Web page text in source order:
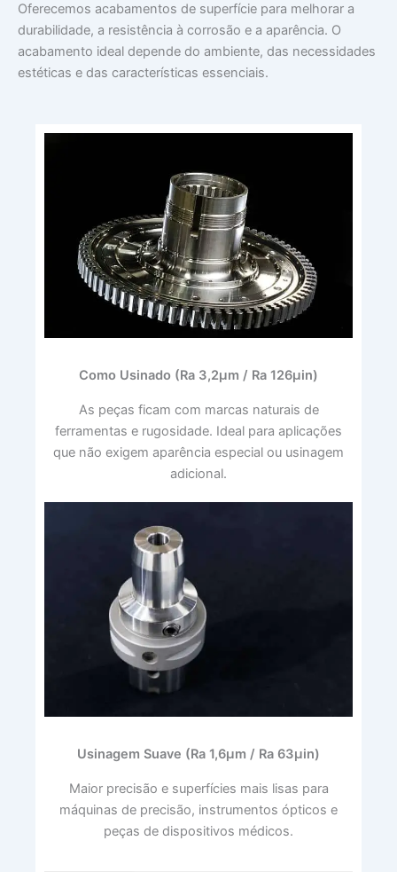
Oferecemos acabamentos de superfície para melhorar a
durabilidade, a resistência à corrosão e a aparência. O
acabamento ideal depende do ambiente, das necessidades
estéticas e das características essenciais.
Como Usinado (Ra 3,2μm / Ra 126μin)
As peças ficam com marcas naturais de
ferramentas e rugosidade. Ideal para aplicações
que não exigem aparência especial ou usinagem
adicional.
Usinagem Suave (Ra 1,6μm / Ra 63μin)
Maior precisão e superfícies mais lisas para
máquinas de precisão, instrumentos ópticos e
peças de dispositivos médicos.